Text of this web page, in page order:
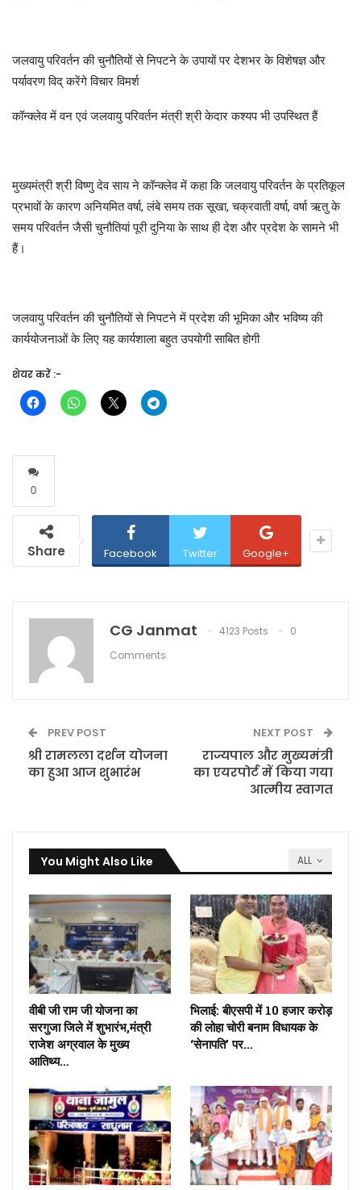
जलवायु परिवर्तन की चुनौतियों से निपटने के उपायों पर देशभर के विशेषज्ञ और
पर्यावरण विद् करेंगे विचार विमर्श
कॉन्क्लेव में वन एवं जलवायु परिवर्तन मंत्री श्री केदार कश्यप भी उपस्थित हैं
मुख्यमंत्री श्री विष्णु देव साय ने कॉन्क्लेव में कहा कि जलवायु परिवर्तन के प्रतिकूल
प्रभावों के कारण अनियमित वर्षा, लंबे समय तक सूखा, चक्रवाती वर्षा, वर्षा ऋतु के
समय परिवर्तन जैसी चुनौतियां पूरी दुनिया के साथ ही देश और प्रदेश के सामने भी
हैं।
जलवायु परिवर्तन की चुनौतियों से निपटने में प्रदेश की भूमिका और भविष्य की
कार्ययोजनाओं के लिए यह कार्यशाला बहुत उपयोगी साबित होगी
शेयर करें :-
0
Share Facebook Twitter Google+
CG Janmat 4123 Posts
0
Comments
PREV POST
श्री रामलला दर्शन योजना
का हुआ आज शुभारंभ
NEXT POST
राज्यपाल और मुख्यमंत्री
का एयरपोर्ट में किया गया
आत्मीय स्वागत
ALL
You Might Also Like
वीबी जी राम जी योजना का
सरगुजा जिले में शुभारंभ,मंत्री
राजेश अग्रवाल के मुख्य
आतिथ्य…
भिलाई: बीएसपी में 10 हजार करोड़
की लोहा चोरी बनाम विधायक के
‘सेनापति’ पर…